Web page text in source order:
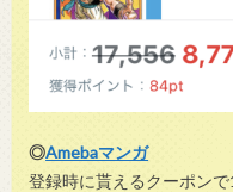
◎Amebaマンガ
登録時に貰えるクーポン